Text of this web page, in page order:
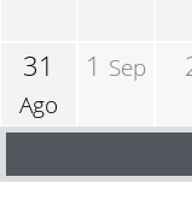
31
Ago
1 Sep